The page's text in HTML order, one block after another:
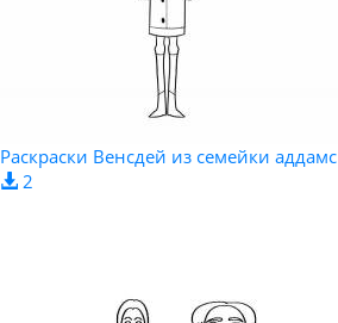
Раскраски Венсдей из семейки аддамс
2